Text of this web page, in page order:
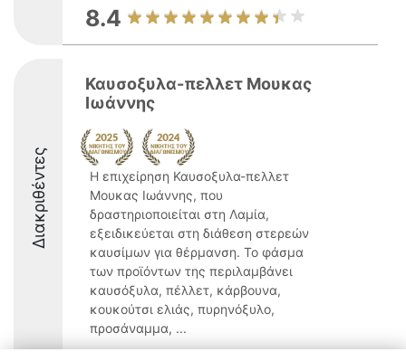
8.4
Διακριθέντες
Καυσοξυλα-πελλετ Μουκας
Ιωάννης
Η επιχείρηση Καυσοξυλα-πελλετ
Μουκας Ιωάννης, που
δραστηριοποιείται στη Λαμία,
εξειδικεύεται στη διάθεση στερεών
καυσίμων για θέρμανση. Το φάσμα
των προϊόντων της περιλαμβάνει
καυσόξυλα, πέλλετ, κάρβουνα,
κουκούτσι ελιάς, πυρηνόξυλο,
προσάναμμα, ...